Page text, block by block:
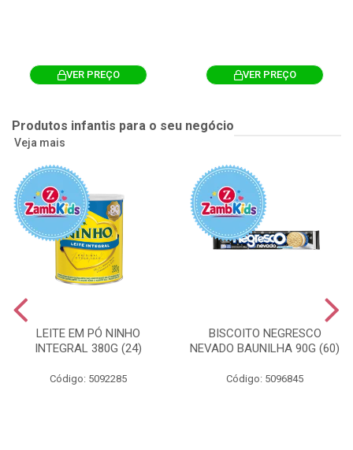
VER PREÇO VER PREÇO
Produtos infantis para o seu negócio
Veja mais
LEITE EM PÓ NINHO
INTEGRAL 380G (24)
Código: 5092285
BISCOITO NEGRESCO
NEVADO BAUNILHA 90G (60)
Código: 5096845